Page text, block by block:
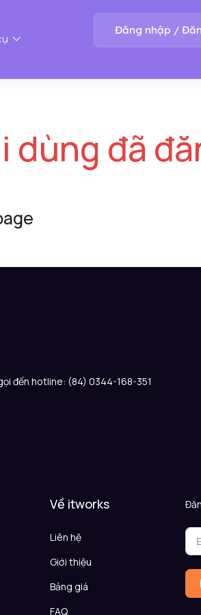
Đăng nhập /
đã
đến hotline: (84) 0344-168-351
Về itworks
Liên hệ
Giới thiệu
Bảng giá
FAQ